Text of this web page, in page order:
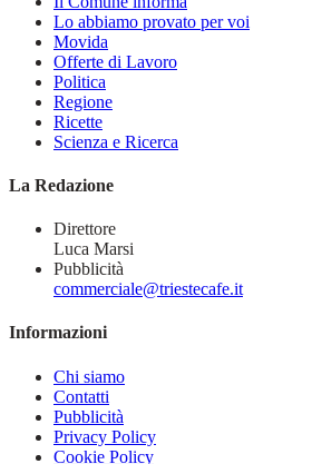
Lo abbiamo provato per voi
Movida
Offerte di Lavoro
Politica
Regione
Ricette
Scienza e Ricerca
La Redazione
Direttore
Luca Marsi
Pubblicità
commerciale@triestecafe.it
Informazioni
Chi siamo
Contatti
Pubblicità
Privacy Policy
Cookie Policy